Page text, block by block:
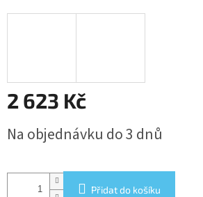
2 623 Kč
cena:
Na objednávku do 3 dnů
Přidat do košíku